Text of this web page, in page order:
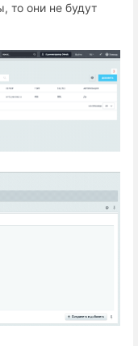
то они не будут